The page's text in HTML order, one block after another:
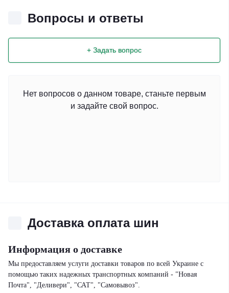
Вопросы и ответы
+ Задать вопрос
Нет вопросов о данном товаре, станьте первым
и задайте свой вопрос.
Доставка оплата шин
Информация о доставке
Мы предоставляем услуги доставки товаров по всей Украине с
помощью таких надежных транспортных компаний - "Новая
Почта", "Деливери", "САТ", "Самовывоз".